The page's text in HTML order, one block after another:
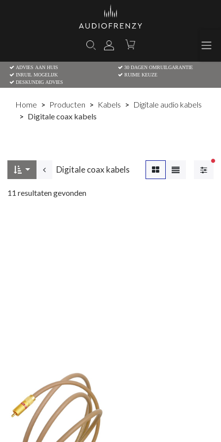
ADVIES AAN HUIS
30 DAGEN OMRUILGARANTIE
INRUIL MOGELIJK
RUIME KEUZE
DESKUNDIG ADVIES
Home Producten Kabels
Digitale audio kabels
Digitale coax kabels
Digitale coax kabels
11 resultaten gevonden